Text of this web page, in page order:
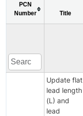
PCN
Number
Title
Update flat
lead length
(L) and
lead